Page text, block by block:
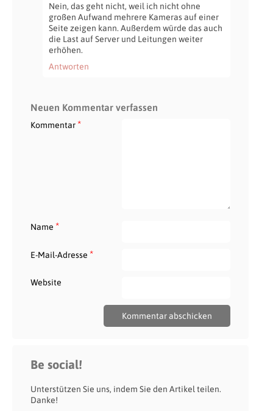
Nein, das geht nicht, weil ich nicht ohne
großen Aufwand mehrere Kameras auf einer
Seite zeigen kann. Außerdem würde das auch
die Last auf Server und Leitungen weiter
erhöhen.
Antworten
Neuen Kommentar verfassen
Kommentar*
Name *
E-Mail-Adresse *
Website
Be social!
Unterstützen Sie uns, indem Sie den Artikel teilen.
Danke!